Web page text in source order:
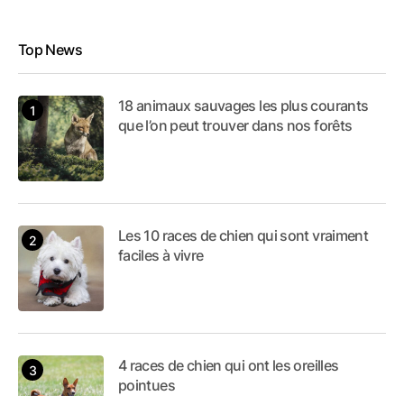
Top News
18 animaux sauvages les plus courants
que l’on peut trouver dans nos forêts
Les 10 races de chien qui sont vraiment
faciles à vivre
4 races de chien qui ont les oreilles
pointues